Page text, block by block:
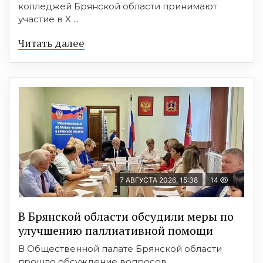
колледжей Брянской области принимают
участие в X ...
Читать далее
7 АВГУСТА 2026, 15:38 14
В Брянской области обсудили меры по
улучшению паллиативной помощи
В Общественной палате Брянской области